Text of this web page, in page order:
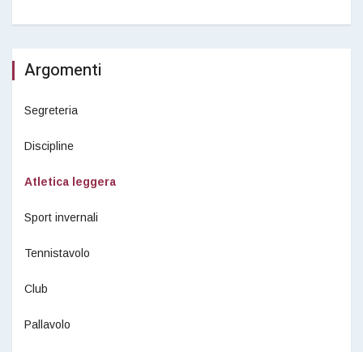
Argomenti
Segreteria
Discipline
Atletica leggera
Sport invernali
Tennistavolo
Club
Pallavolo